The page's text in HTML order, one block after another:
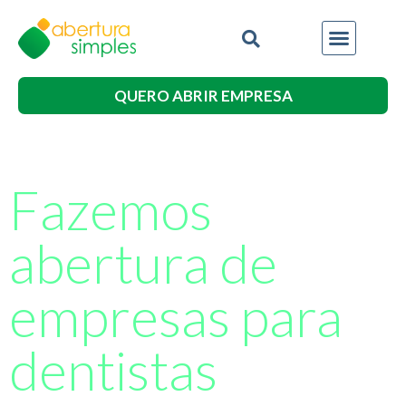
QUERO ABRIR EMPRESA
Fazemos
abertura de
empresas para
dentistas